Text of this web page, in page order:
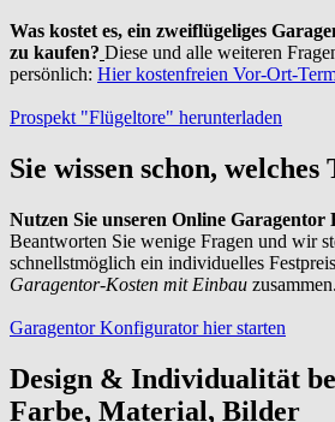
Was kostet es, ein zweiflügeliges
zu kaufen? Diese und alle weiteren
persönlich: Hier kostenfreien Vor-Ort-
Prospekt "Flügeltore" herunterladen
Sie wissen schon,
Nutzen Sie unseren Online
Beantworten Sie wenige Fragen und wir
schnellstmöglich ein individuelles
Garagentor-Kosten mit Einbau zusammen.
Garagentor Konfigurator hier starten
Design & Individualität
Farbe, Material, Bilder